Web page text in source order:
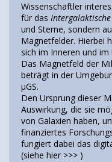
Wissenschaftler
für das
und Sterne, sondern
Magnetfelder. Hierbei
sich im Inneren und
Das Magnetfeld der
beträgt in der
µGS.
Den Ursprung dieser
Auswirkung, die sie
von Galaxien haben,
finanziertes
fungiert dabei das
(siehe hier >>> )